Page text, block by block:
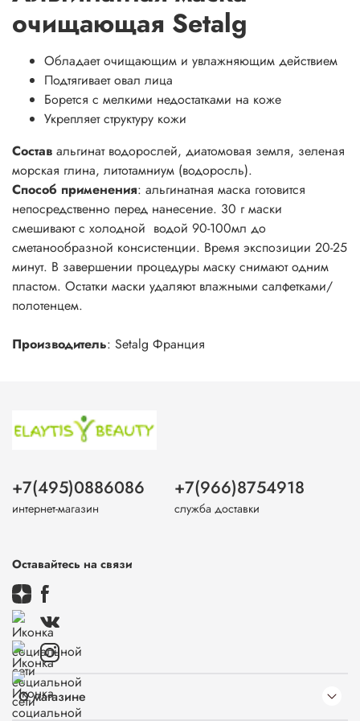
очищающая Setalg
Обладает очищающим и увлажняющим действием
Подтягивает овал лица
Борется с мелкими недостатками на коже
Укрепляет структуру кожи
Состав альгинат водорослей, диатомовая земля, зеленая
морская глина, литотамниум (водоросль).
Способ применения: альгинатная маска готовится
непосредственно перед нанесение. 30 г маски
смешивают с холодной водой 90-100мл до
сметанообразной консистенции. Время экспозиции 20-25
минут. В завершении процедуры маску снимают одним
пластом. Остатки маски удаляют влажными салфетками/
полотенцем.
Производитель: Setalg Франция
О магазине
+7(495)0886086
интернет-магазин
+7(966)8754918
служба доставки
Оставайтесь на связи